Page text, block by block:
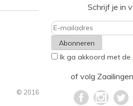
© 2016 - 2021. Alle rechten
Schrijf je in
E-
mailadres
Ik ga akkoord met de
of volg